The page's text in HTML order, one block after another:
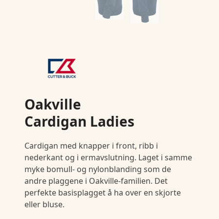
Oakville
Cardigan Ladies
Cardigan med knapper i front, ribb i
nederkant og i ermavslutning. Laget i samme
myke bomull- og nylonblanding som de
andre plaggene i Oakville-familien. Det
perfekte basisplagget å ha over en skjorte
eller bluse.